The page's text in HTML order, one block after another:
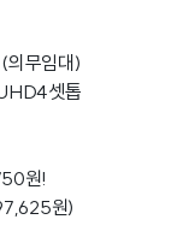
무임대)
셋톱
원!
원)